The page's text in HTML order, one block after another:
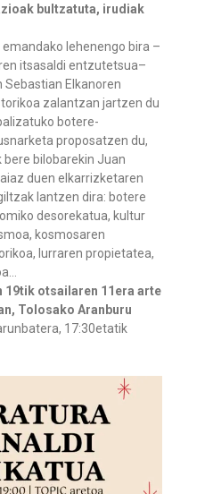
bultzatuta, irudiak
lehenengo bira –
itsasaldi entzutetsua–
Elkanoren
zalantzan jartzen du
botere-
proposatzen du,
bere bilobarekin Juan
duen elkarrizketaren
lantzen dira: botere
desorekatua, kultur
kosmosaren
lurraren propietatea,
19tik otsailaren 11era arte
Tolosako Aranburu
17:30etatik